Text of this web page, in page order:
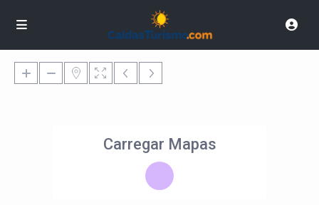
Carregar Mapas